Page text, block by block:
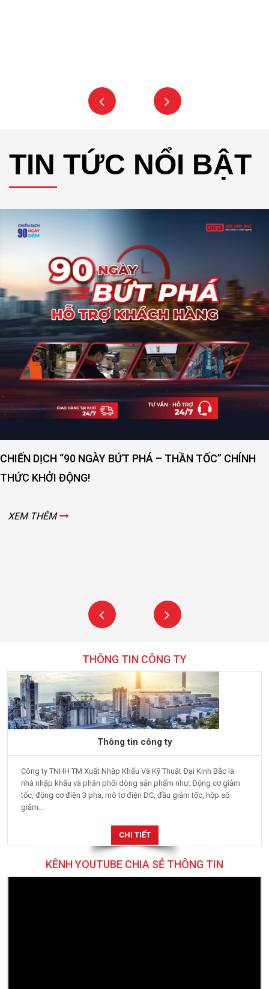
TIN TỨC NỔI BẬT
CHIẾN DỊCH “90 NGÀY BỨT PHÁ – THẦN TỐC” CHÍNH
THỨC KHỞI ĐỘNG!
XEM THÊM
THÔNG TIN CÔNG TY
Thông tin công ty
Công ty TNHH TM Xuất Nhập Khẩu Và Kỹ Thuật Đại Kinh Bắc là
nhà nhập khẩu và phân phối dòng sản phẩm như: Động cơ giảm
tốc, động cơ điện 3 pha, mô tơ điện DC, đầu giảm tốc, hộp số
giảm...
CHI TIẾT
KÊNH YOUTUBE CHIA SẺ THÔNG TIN